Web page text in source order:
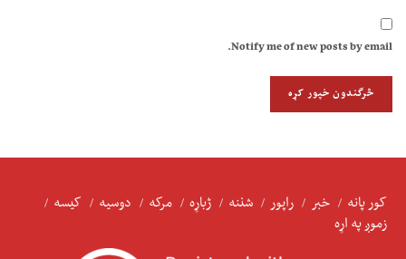
Notify me of new posts by email.
کور پانه خبر راپور شننه ژباړه مرکه دوسیه
کیسه
زموږ په اړه